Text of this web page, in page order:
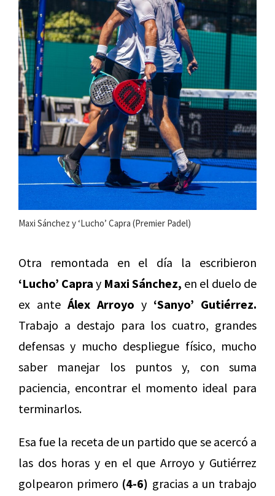
Maxi Sánchez y ‘Lucho’ Capra (Premier Padel)
Otra remontada en el día la escribieron
‘Lucho’ Capra y Maxi Sánchez, en el duelo de
ex ante Álex Arroyo y ‘Sanyo’ Gutiérrez.
Trabajo a destajo para los cuatro, grandes
defensas y mucho despliegue físico, mucho
saber manejar los puntos y, con suma
paciencia, encontrar el momento ideal para
terminarlos.
Esa fue la receta de un partido que se acercó a
las dos horas y en el que Arroyo y Gutiérrez
golpearon primero (4-6) gracias a un trabajo